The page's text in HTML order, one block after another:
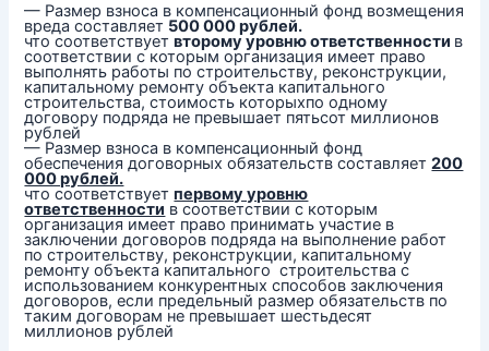
— Размер взноса в компенсационный фонд возмещения
вреда составляет 500 000 рублей.
что соответствуетвторому уровню ответственности в
соответствии с которым организация имеет право
выполнять работы по строительству, реконструкции,
капитальному ремонту объекта капитального
строительства, стоимость которыхпо одному
договору подряда не превышает пятьсот миллионов
рублей
— Размер взноса в компенсационный фонд
обеспечения договорных обязательств составляет200
000 рублей.
что соответствуетпервому уровню
ответственности в соответствии с которым
организация имеет право принимать участие в
заключении договоров подряда на выполнение работ
по строительству, реконструкции, капитальному
ремонту объекта капитального строительства с
использованием конкурентных способов заключения
договоров, если предельный размер обязательств по
таким договорам не превышает шестьдесят
миллионов рублей